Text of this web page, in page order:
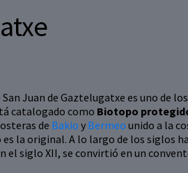
Juan de Gaztelugatxe es uno de
catalogado como Biotopo
de Bakio y Bermeo unido a la
la original. A lo largo de los
el siglo XII, se convirtió en un